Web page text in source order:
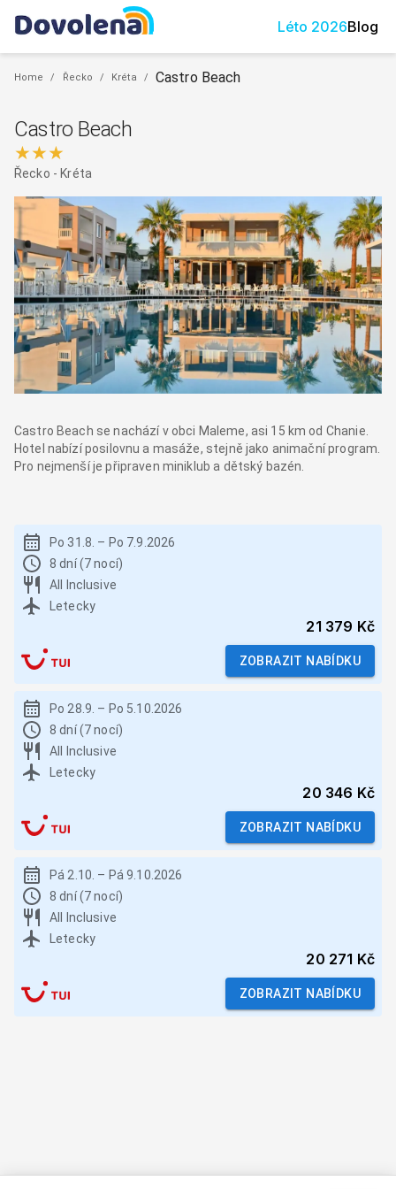
Léto 2026Blog
Home / Řecko / Kréta / Castro Beach
Castro Beach
★★★
Řecko - Kréta
Castro Beach se nachází v obci Maleme, asi 15 km od Chanie.
Hotel nabízí posilovnu a masáže, stejně jako animační program.
Pro nejmenší je připraven miniklub a dětský bazén.
Po 31.8. – Po 7.9.2026
8 dní (7 nocí)
All Inclusive
Letecky
21 379 Kč
ZOBRAZIT NABÍDKU
Po 28.9. – Po 5.10.2026
8 dní (7 nocí)
All Inclusive
Letecky
20 346 Kč
ZOBRAZIT NABÍDKU
Pá 2.10. – Pá 9.10.2026
8 dní (7 nocí)
All Inclusive
Letecky
20 271 Kč
ZOBRAZIT NABÍDKU